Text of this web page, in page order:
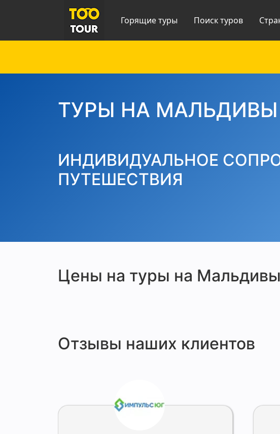
Горящие туры Поиск туров
ТУРЫ НА МАЛЬДИВЫ
ИНДИВИДУАЛЬНОЕ
ПУТЕШЕСТВИЯ
Цены на туры на
Отзывы наших клиентов